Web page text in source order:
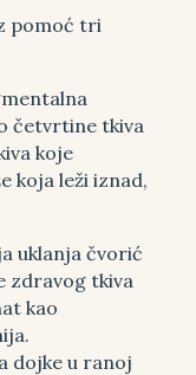
pomoć tri
četvrtine tkiva
koje
koja leži iznad,
uklanja čvorić
zdravog tkiva
kao
dojke u ranoj